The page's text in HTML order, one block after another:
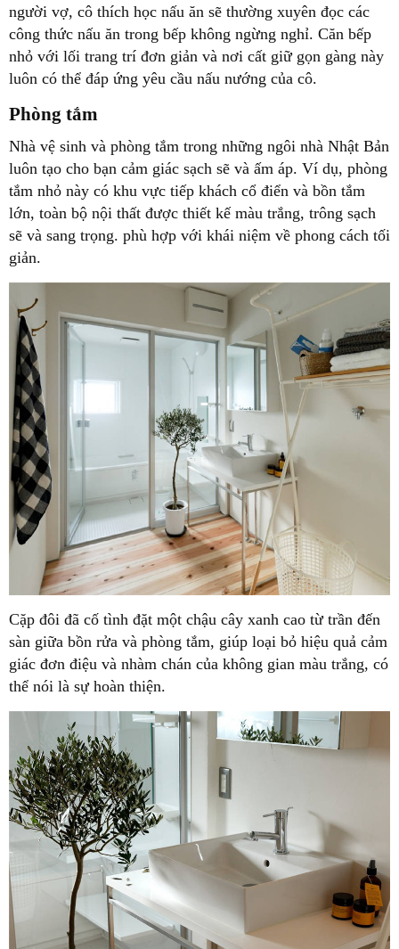
người vợ, cô thích học nấu ăn sẽ thường xuyên đọc các
công thức nấu ăn trong bếp không ngừng nghỉ. Căn bếp
nhỏ với lối trang trí đơn giản và nơi cất giữ gọn gàng này
luôn có thể đáp ứng yêu cầu nấu nướng của cô.
Phòng tắm
Nhà vệ sinh và phòng tắm trong những ngôi nhà Nhật Bản
luôn tạo cho bạn cảm giác sạch sẽ và ấm áp. Ví dụ, phòng
tắm nhỏ này có khu vực tiếp khách cổ điển và bồn tắm
lớn, toàn bộ nội thất được thiết kế màu trắng, trông sạch
sẽ và sang trọng. phù hợp với khái niệm về phong cách tối
giản.
Cặp đôi đã cố tình đặt một chậu cây xanh cao từ trần đến
sàn giữa bồn rửa và phòng tắm, giúp loại bỏ hiệu quả cảm
giác đơn điệu và nhàm chán của không gian màu trắng, có
thể nói là sự hoàn thiện.